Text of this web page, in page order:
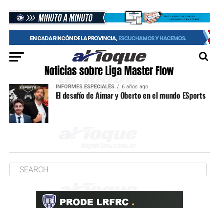
Noticias sobre Liga Master Flow
INFORMES ESPECIALES 6 años ago
El desafío de Aimar y Oberto en el mundo ESports